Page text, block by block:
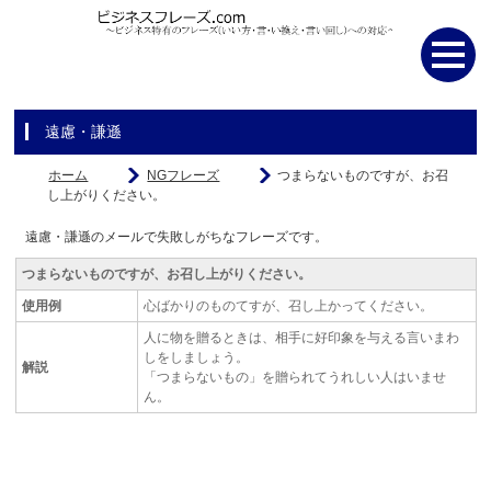
遠慮・謙遜
ホーム NGフレーズ
つまらないものですが、お召
し上がりください。
遠慮・謙遜のメールで失敗しがちなフレーズです。
つまらないものですが、お召し上がりください。
使用例 心ばかりのものてすが、召し上かってください。
解説
人に物を贈るときは、相手に好印象を与える言いまわ
しをしましょう。
「つまらないもの」を贈られてうれしい人はいませ
ん。